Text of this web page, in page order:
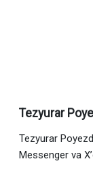
Tezyurar
Tezyurar
Messenger va